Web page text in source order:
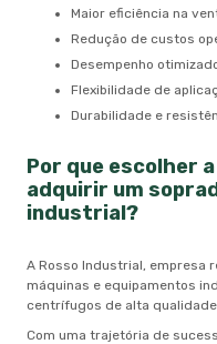
Maior eficiência na
Redução de custos
Desempenho
Flexibilidade de
Durabilidade e
Por que escolher
adquirir um
industrial?
A Rosso Industrial, empresa
máquinas e equipamentos
centrífugos de alta qualidade
Com uma trajetória de